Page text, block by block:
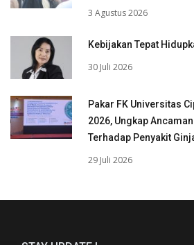
3 Agustus 2026
Kebijakan Tepat
30 Juli 2026
Pakar FK Universitas
2026, Ungkap
Terhadap Penyakit
29 Juli 2026